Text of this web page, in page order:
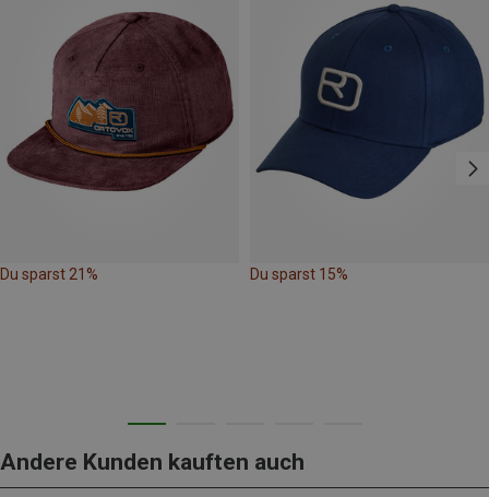
Du sparst 21% Du sparst 15%
Andere Kunden kauften auch